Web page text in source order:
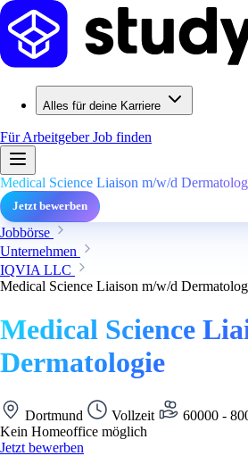
Alles für deine Karriere
Für ArbeitgeberJob finden
Medical Science Liaison m/w/d
Jetzt bewerben
Jobbörse
Unternehmen
IQVIA LLC
Medical Science Liaison m/w/d
Medical Science
Dermatologie
Dortmund Vollzeit
60000 -
Kein Homeoffice möglich
Jetzt bewerben